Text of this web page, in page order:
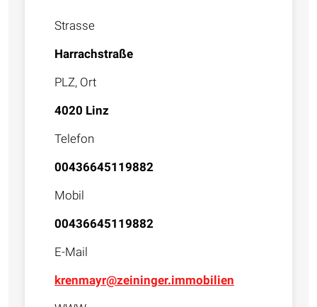
Strasse
Harrachstraße
PLZ, Ort
4020 Linz
Telefon
00436645119882
Mobil
00436645119882
E-Mail
krenmayr@zeininger.immobilien